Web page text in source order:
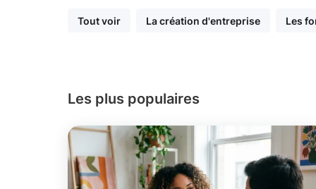
Tout voir La création d'entreprise Les
Les plus populaires